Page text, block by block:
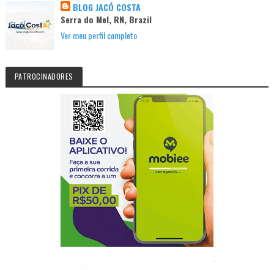
BLOG JACÓ COSTA
Serra do Mel, RN, Brazil
Ver meu perfil completo
PATROCINADORES